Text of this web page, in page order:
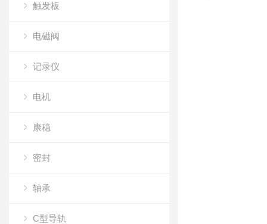
触发板
电磁阀
记录仪
电机
康稳
密封
轴承
C型导轨